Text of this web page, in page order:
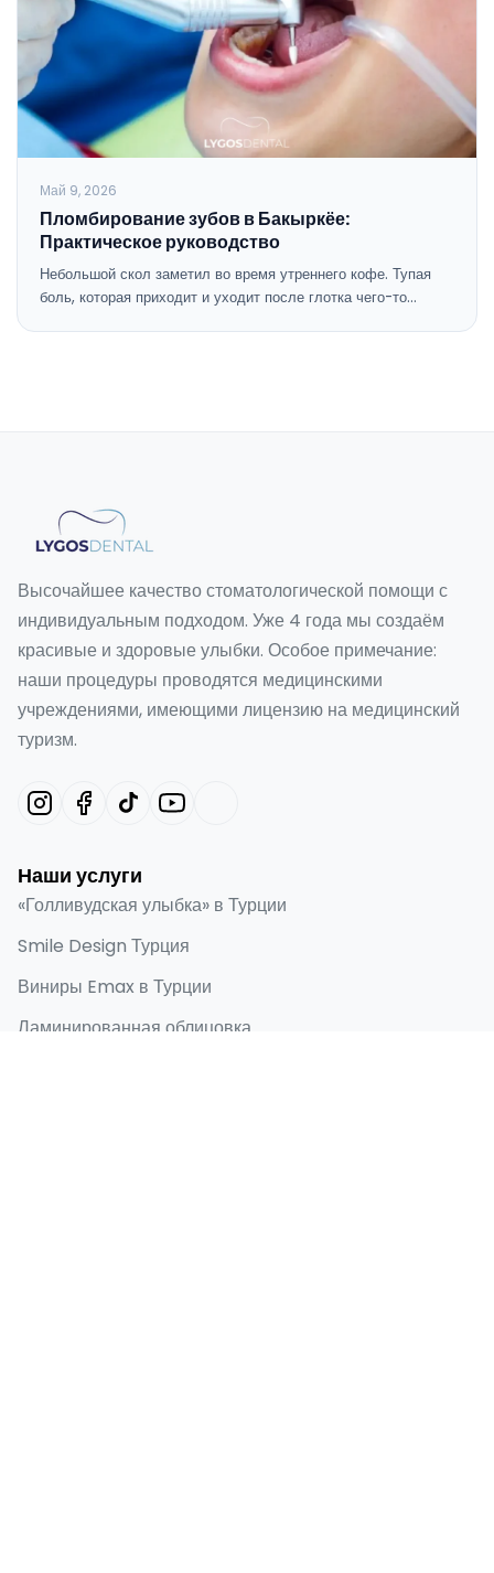
Май 9, 2026
Пломбирование зубов в Бакыркёе:
Практическое руководство
Небольшой скол заметил во время утреннего кофе. Тупая
боль, которая приходит и уходит после глотка чего-то…
Высочайшее качество стоматологической помощи с
индивидуальным подходом. Уже 4 года мы создаём
красивые и здоровые улыбки. Особое примечание:
наши процедуры проводятся медицинскими
учреждениями, имеющими лицензию на медицинский
туризм.
Наши услуги
«Голливудская улыбка» в Турции
Smile Design Турция
Виниры Emax в Турции
Ламинированная облицовка